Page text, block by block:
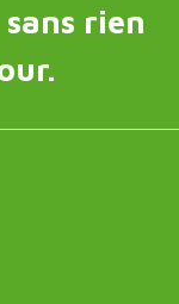
rien